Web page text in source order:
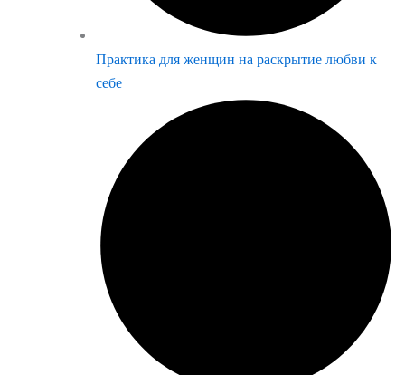
Практика для женщин на раскрытие любви к
себе